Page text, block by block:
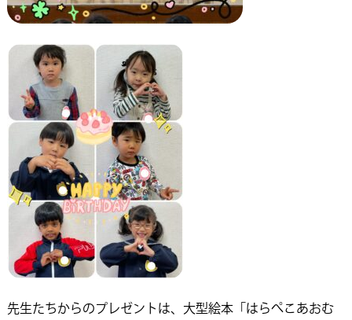
先生たちからのプレゼントは、大型絵本「はらぺこあおむ